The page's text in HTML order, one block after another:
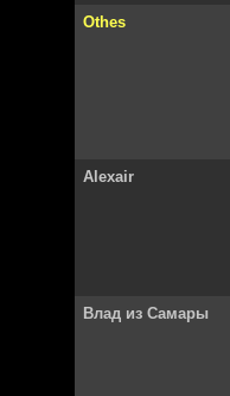
Othes
Alexair
Влад из Самары